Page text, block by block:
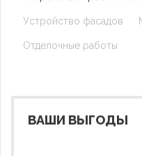
Устройство фасадов
Отделочные работы
ВАШИ ВЫГОДЫ